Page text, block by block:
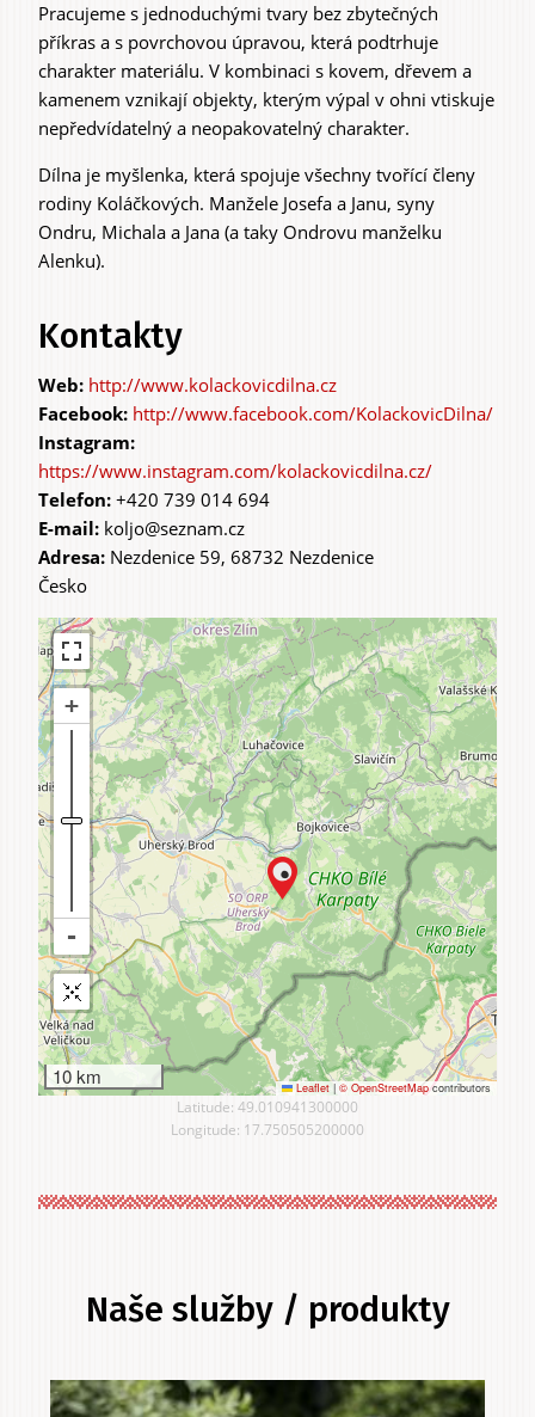
Pracujeme s jednoduchými tvary bez zbytečných
příkras a s povrchovou úpravou, která podtrhuje
charakter materiálu. V kombinaci s kovem, dřevem a
kamenem vznikají objekty, kterým výpal v ohni vtiskuje
nepředvídatelný a neopakovatelný charakter.
Dílna je myšlenka, která spojuje všechny tvořící členy
rodiny Koláčkových. Manžele Josefa a Janu, syny
Ondru, Michala a Jana (a taky Ondrovu manželku
Alenku).
Kontakty
http://www.kolackovicdilna.cz
http://www.facebook.com/KolackovicDilna/
https://www.instagram.com/kolackovicdilna.cz/
Telefon: +420 739 014 694
E-mail: koljo@seznam.cz
Adresa: Nezdenice 59, 68732 Nezdenice
Česko
10 km Leaflet | © OpenStreetMapcontributors
Latitude: 49.010941300000
Longitude: 17.750505200000
Naše služby / produkty